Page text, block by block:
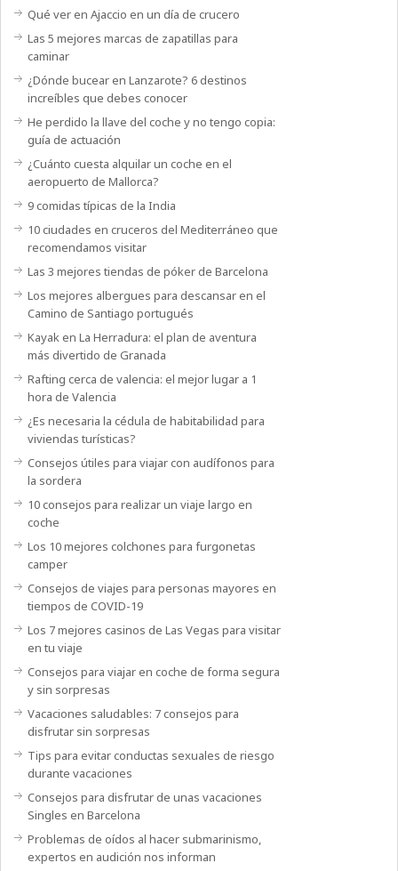
Qué ver en Ajaccio en un día de crucero
Las 5 mejores marcas de zapatillas para
caminar
¿Dónde bucear en Lanzarote? 6 destinos
increíbles que debes conocer
He perdido la llave del coche y no tengo copia:
guía de actuación
¿Cuánto cuesta alquilar un coche en el
aeropuerto de Mallorca?
9 comidas típicas de la India
10 ciudades en cruceros del Mediterráneo que
recomendamos visitar
Las 3 mejores tiendas de póker de Barcelona
Los mejores albergues para descansar en el
Camino de Santiago portugués
Kayak en La Herradura: el plan de aventura
más divertido de Granada
Rafting cerca de valencia: el mejor lugar a 1
hora de Valencia
¿Es necesaria la cédula de habitabilidad para
viviendas turísticas?
Consejos útiles para viajar con audífonos para
la sordera
10 consejos para realizar un viaje largo en
coche
Los 10 mejores colchones para furgonetas
camper
Consejos de viajes para personas mayores en
tiempos de COVID-19
Los 7 mejores casinos de Las Vegas para visitar
en tu viaje
Consejos para viajar en coche de forma segura
y sin sorpresas
Vacaciones saludables: 7 consejos para
disfrutar sin sorpresas
Tips para evitar conductas sexuales de riesgo
durante vacaciones
Consejos para disfrutar de unas vacaciones
Singles en Barcelona
Problemas de oídos al hacer submarinismo,
expertos en audición nos informan